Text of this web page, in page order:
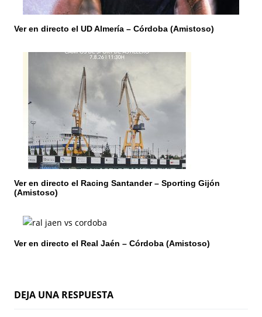
t
Ver en directo el UD Almería – Córdoba (Amistoso)
Ver en directo el Racing Santander – Sporting Gijón
(Amistoso)
Ver en directo el Real Jaén – Córdoba (Amistoso)
DEJA UNA RESPUESTA